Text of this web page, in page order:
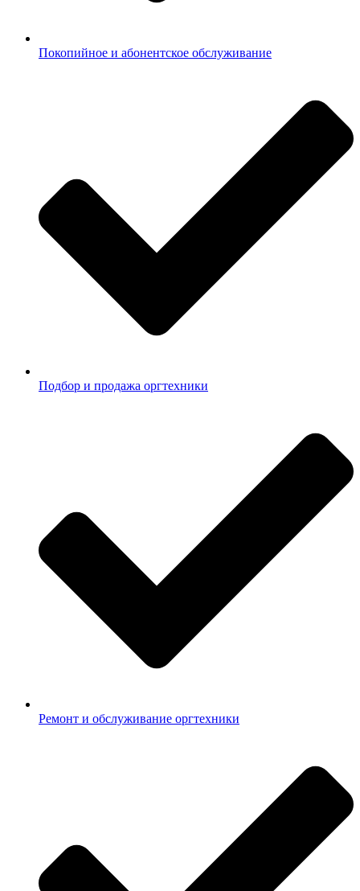
Покопийное и абонентское обслуживание
Подбор и продажа оргтехники
Ремонт и обслуживание оргтехники